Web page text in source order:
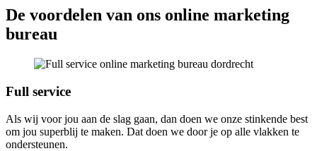
De voordelen van ons online marketing
bureau
Full service
Als wij voor jou aan de slag gaan, dan doen we onze stinkende best
om jou superblij te maken. Dat doen we door je op alle vlakken te
ondersteunen.